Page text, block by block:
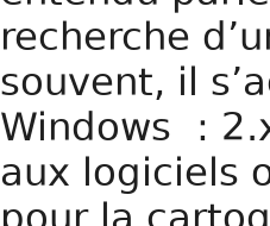
recherche
souvent, il
Windows :
aux logiciels